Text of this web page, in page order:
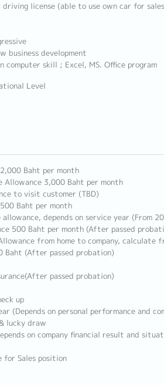
driving license (able to use own car for
business development
computer skill ; Excel, MS. Office program
Level
Baht per month
Allowance 3,000 Baht per month
to visit customer (TBD)
Baht per month
allowance, depends on service year (From
500 Baht per month (After passed
from home to company, calculate
Baht (After passed probation)
passed probation)
up
(Depends on personal performance and
lucky draw
on company financial result and
for Sales position